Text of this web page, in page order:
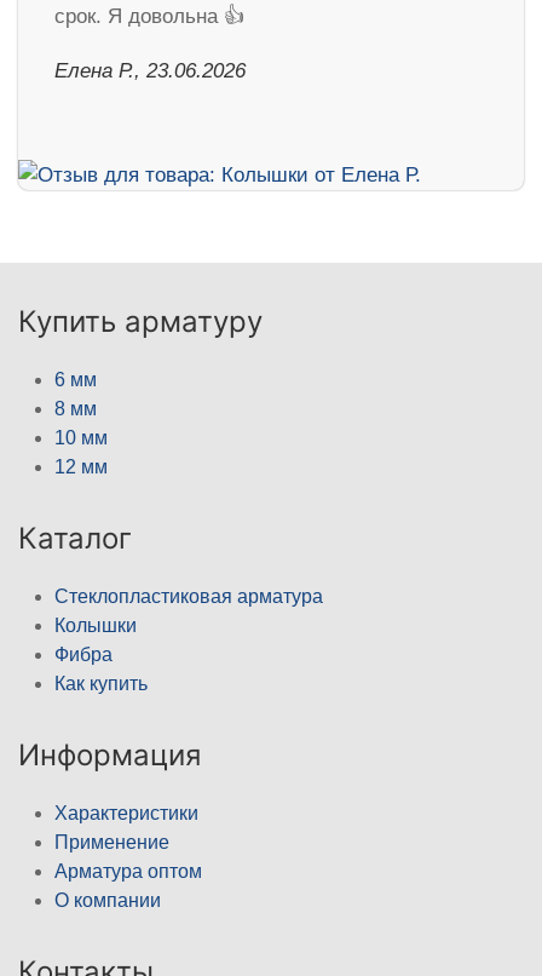
срок. Я довольна 👍
Елена Р., 23.06.2026
Купить арматуру
6 мм
8 мм
10 мм
12 мм
Каталог
Стеклопластиковая арматура
Колышки
Фибра
Как купить
Информация
Характеристики
Применение
Арматура оптом
О компании